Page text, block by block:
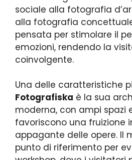
sociale alla fotografia
alla fotografia
pensata per stimolare il
emozioni, rendendo la
coinvolgente.
Una delle caratteristiche
Fotografiska è la sua
moderna, con ampi spazi
favoriscono una fruizione
appagante delle opere. Il
punto di riferimento per